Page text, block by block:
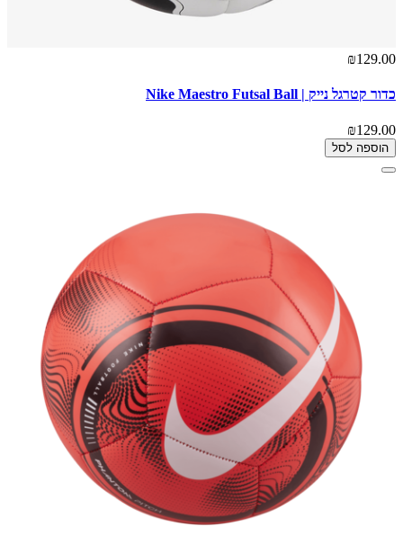
₪129.00
כדור קטרגל נייק | Nike Maestro Futsal Ball
₪129.00
הוספה לסל